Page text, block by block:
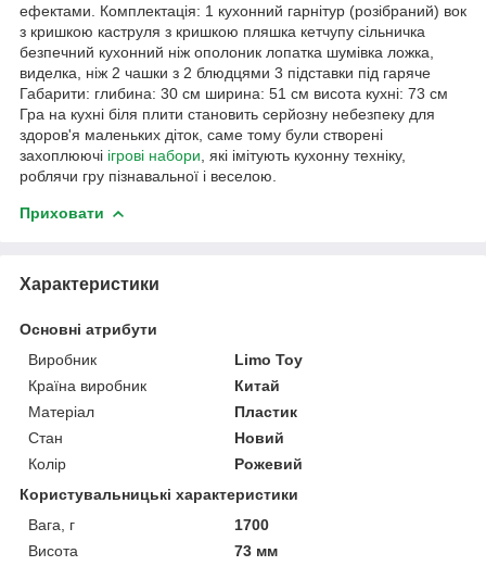
ефектами. Комплектація: 1 кухонний гарнітур (розібраний) вок
з кришкою каструля з кришкою пляшка кетчупу сільничка
безпечний кухонний ніж ополоник лопатка шумівка ложка,
виделка, ніж 2 чашки з 2 блюдцями 3 підставки під гаряче
Габарити: глибина: 30 см ширина: 51 см висота кухні: 73 см
Гра на кухні біля плити становить серйозну небезпеку для
здоров'я маленьких діток, саме тому були створені
захоплюючі ігрові набори , які імітують кухонну техніку,
роблячи гру пізнавальної і веселою.
Приховати
Характеристики
Основні атрибути
Виробник
Limo Toy
Країна виробник
Китай
Матеріал
Пластик
Стан
Новий
Колір
Рожевий
Користувальницькі характеристики
Вага, г
1700
Висота
73 мм